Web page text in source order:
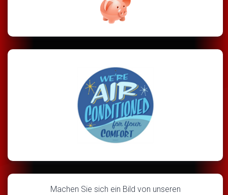
Machen Sie sich ein Bild von unseren